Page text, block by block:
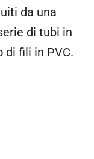
da una
di tubi in
fili in PVC.